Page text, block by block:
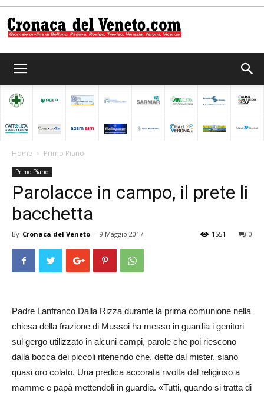
del
Home Primo Piano
Primo Piano
Parolacce in campo, il prete li
bacchetta
By Cronaca del Veneto - 9 Maggio 2017 0
1551
Padre Lanfranco Dalla Rizza durante la prima comunione nella
chiesa della frazione di Mussoi ha messo in guardia i genitori
sul gergo utilizzato in alcuni campi, parole che poi riescono
dalla bocca dei piccoli ritenendo che, dette dal mister, siano
quasi oro colato. Una predica accorata rivolta dal religioso a
mamme e papà mettendoli in guardia. «Tutti, quando si tratta di